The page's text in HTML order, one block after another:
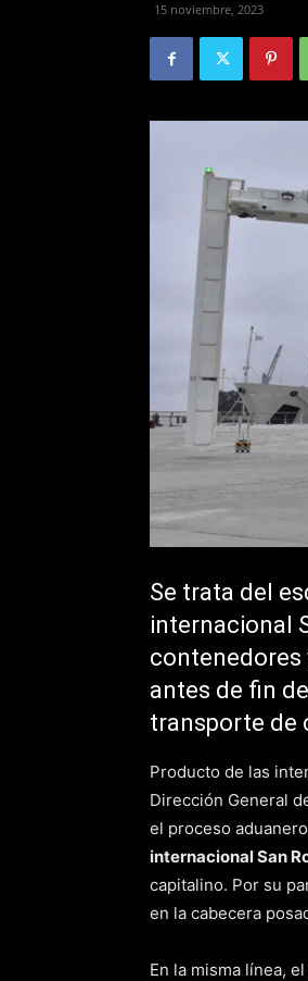
15 noviembre, 2023
Se trata del
internacional
contenedores
antes de fin
transporte de
Producto de las
Dirección General
el proceso
internacional San
capitalino. Por su
en la cabecera
En la misma línea,